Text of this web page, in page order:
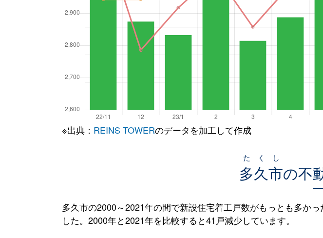
※出典： REINS TOWERのデータを加工して作成
多久市
たくし
の不
多久市の2000～2021年の間で新設住宅着工戸数がもっとも多か
した。2000年と2021年を比較すると41戸減少しています。